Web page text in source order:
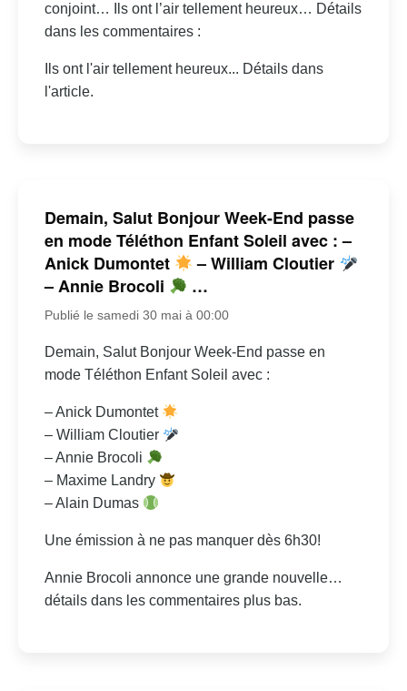
conjoint… Ils ont l’air tellement heureux… Détails
dans les commentaires :
Ils ont l'air tellement heureux... Détails dans
l'article.
Demain, Salut Bonjour Week-End passe
en mode Téléthon Enfant Soleil avec : –
Anick Dumontet
– William Cloutier
– Annie Brocoli
…
Publié le samedi 30 mai à 00:00
Demain, Salut Bonjour Week-End passe en
mode Téléthon Enfant Soleil avec :
– Anick Dumontet
– William Cloutier
– Annie Brocoli
– Maxime Landry
– Alain Dumas
Une émission à ne pas manquer dès 6h30!
Annie Brocoli annonce une grande nouvelle…
détails dans les commentaires plus bas.